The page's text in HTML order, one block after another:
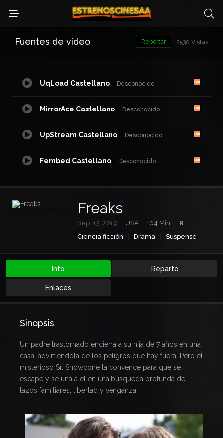
Fuentes de vídeo 2530 Vistas
Reportar
UqLoad Castellano Desconocido
MirrorAce Castellano Desconocido
UpStream Castellano Desconocido
Fembed Castellano Desconocido
Freaks
Sep. 13, 2019 USA 104 Min.
R
Ciencia ficción
Drama Suspense
Info Reparto
Enlaces
Sinopsis
Un padre trastornado encierra a su hija de 7 años en una
casa, advirtiéndola de los peligros que hay fuera. Pero el
misterioso Sr. Snowcone la convence para que se
escape y se una a él en una búsqueda profunda de
lazos familiares, libertad y venganza.